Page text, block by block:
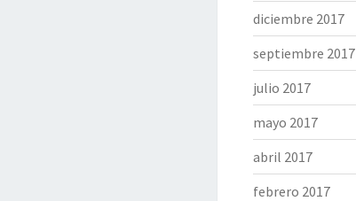
diciembre 2017
septiembre 2017
julio 2017
mayo 2017
abril 2017
febrero 2017